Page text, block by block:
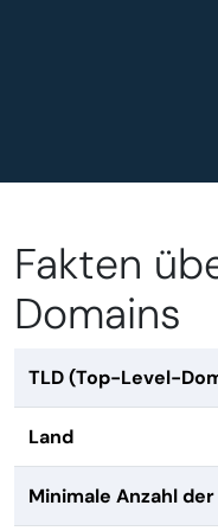
Fakten
Domains
TLD (Top-Level-
Land
Minimale Anzahl